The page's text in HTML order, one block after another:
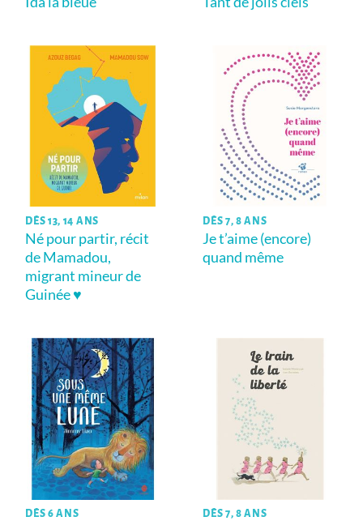
DÈS 13, 14 ANS
Né pour partir, récit
de Mamadou,
migrant mineur de
Guinée ♥
DÈS 7, 8 ANS
Je t’aime (encore)
quand même
DÈS 6 ANS DÈS 7, 8 ANS